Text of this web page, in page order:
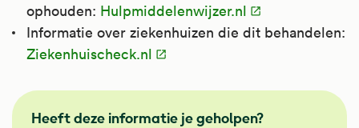
ophouden: Hulpmiddelenwijzer.nl
Informatie over ziekenhuizen die dit behandelen:
Ziekenhuischeck.nl
NHG
Heeft deze informatie je geholpen?